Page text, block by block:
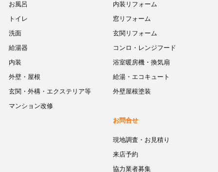
内装リフォーム
窓リフォーム
玄関リフォーム
コンロ・レンジフード
浴室暖房機・換気扇
給湯・エコキュート
外壁屋根塗装
お風呂
トイレ
洗面
給湯器
内装
外壁・屋根
玄関・外構・エクステリア等
マンション改修
お問合せ
現地調査・お見積り
来店予約
協力業者募集